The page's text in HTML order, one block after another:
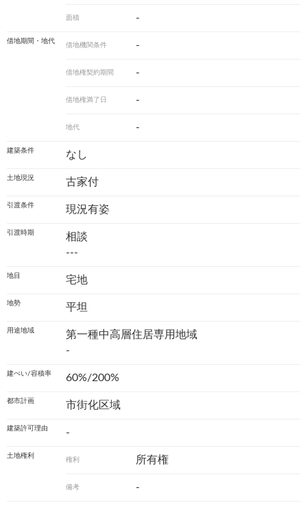
面積 -
借地期間・地代
借地機関条件 -
借地権契約期間 -
借地権満了日 -
地代 -
建築条件 なし
土地現況 古家付
引渡条件 現況有姿
引渡時期
相談
---
地目 宅地
地勢 平坦
用途地域
第一種中高層住居専用地域
-
建ぺい/容積率 60%/200%
都市計画 市街化区域
建築許可理由 -
土地権利
権利 所有権
備考 -